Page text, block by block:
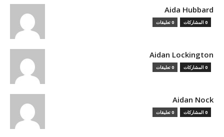
Aida Hubbard
0 المشاركات 0 تعليقات
Aidan Lockington
0 المشاركات 0 تعليقات
Aidan Nock
0 المشاركات 0 تعليقات